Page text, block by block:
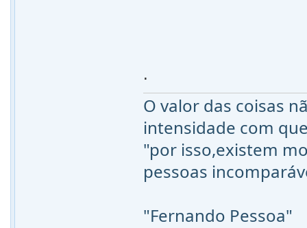
.
O valor das coisas
intensidade com
"por isso,existem
pessoas
"Fernando Pessoa"